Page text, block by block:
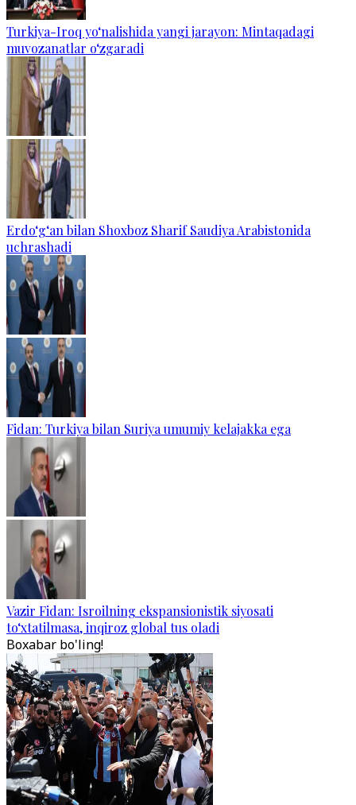
Turkiya-Iroq yo‘nalishida yangi jarayon: Mintaqadagi
muvozanatlar o‘zgaradi
Erdo‘g‘an bilan Shoxboz Sharif Saudiya Arabistonida
uchrashadi
Fidan: Turkiya bilan Suriya umumiy kelajakka ega
Vazir Fidan: Isroilning ekspansionistik siyosati
to‘xtatilmasa, inqiroz global tus oladi
Boxabar bo'ling!